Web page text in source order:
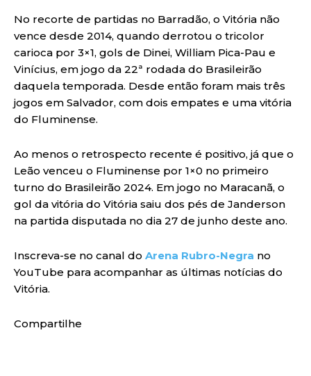
No recorte de partidas no Barradão, o Vitória não
vence desde 2014, quando derrotou o tricolor
carioca por 3×1, gols de Dinei, William Pica-Pau e
Vinícius, em jogo da 22ª rodada do Brasileirão
daquela temporada. Desde então foram mais três
jogos em Salvador, com dois empates e uma vitória
do Fluminense.
Ao menos o retrospecto recente é positivo, já que o
Leão venceu o Fluminense por 1×0 no primeiro
turno do Brasileirão 2024. Em jogo no Maracanã, o
gol da vitória do Vitória saiu dos pés de Janderson
na partida disputada no dia 27 de junho deste ano.
Inscreva-se no canal do Arena Rubro-Negra no
YouTube para acompanhar as últimas notícias do
Vitória.
Compartilhe